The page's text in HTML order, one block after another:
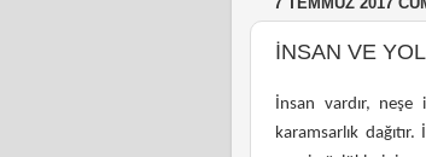
İNSAN VE
İnsan vardır, neşe
karamsarlık